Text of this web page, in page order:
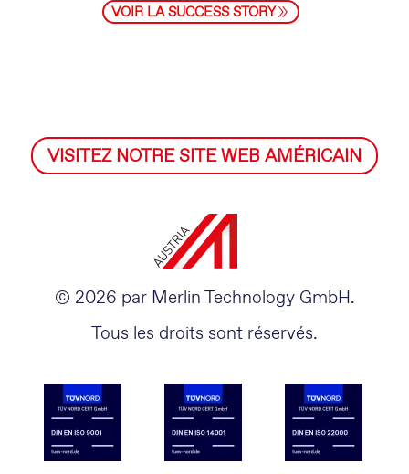
VOIR LA SUCCESS STORY
VISITEZ NOTRE SITE WEB AMÉRICAIN
© 2026 par Merlin Technology GmbH.
Tous les droits sont réservés.